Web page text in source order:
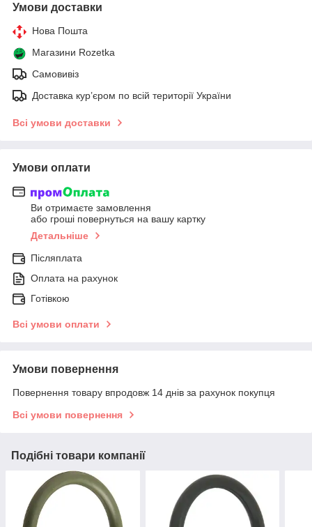
Умови доставки
Нова Пошта
Магазини Rozetka
Самовивіз
Доставка кур’єром по всій території України
Всі умови доставки
Умови оплати
Ви отримаєте замовлення
або гроші повернуться на вашу картку
Детальніше
Післяплата
Оплата на рахунок
Готівкою
Всі умови оплати
Умови повернення
Повернення товару впродовж 14 днів за рахунок покупця
Всі умови повернення
Подібні товари компанії